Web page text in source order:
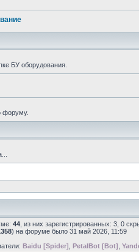
БУ оборудования.
форуму.
44 , из них зарегистрированных: 3, 0
) на форуме было 31 май 2026, 11:59
Baidu [Spider] PetalBot [Bot]